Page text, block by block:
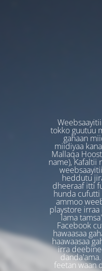
tokko guutuu
gahaan
miidiyaa
Mallaqa
name), Kafaltii
heddutu
dheeraaf itti
hunda cufutti
ammoo
playstore
lama
Facebook
hawaasaa
haawaasaa
irra
feetan waan